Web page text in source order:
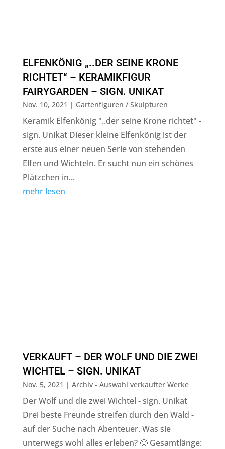
ELFENKÖNIG „..DER SEINE KRONE
RICHTET“ – KERAMIKFIGUR
FAIRYGARDEN – SIGN. UNIKAT
Nov. 10, 2021 | Gartenfiguren / Skulpturen
Keramik Elfenkönig "..der seine Krone richtet" -
sign. Unikat Dieser kleine Elfenkönig ist der
erste aus einer neuen Serie von stehenden
Elfen und Wichteln. Er sucht nun ein schönes
Plätzchen in...
mehr lesen
VERKAUFT – DER WOLF UND DIE ZWEI
WICHTEL – SIGN. UNIKAT
Nov. 5, 2021 | Archiv - Auswahl verkaufter Werke
Der Wolf und die zwei Wichtel - sign. Unikat
Drei beste Freunde streifen durch den Wald -
auf der Suche nach Abenteuer. Was sie
unterwegs wohl alles erleben? 🙂 Gesamtlänge: